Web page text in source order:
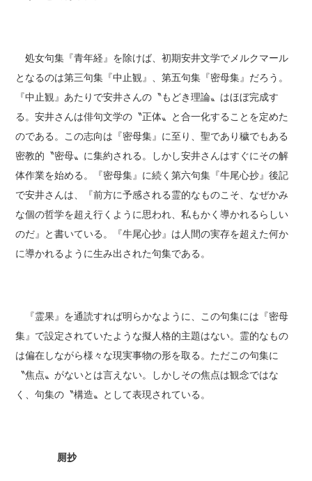
処女句集『青年経』を除けば、初期安井文学でメルクマール
となるのは第三句集『中止観』、第五句集『密母集』だろう。
『中止観』あたりで安井さんの〝もどき理論〟はほぼ完成す
る。安井さんは俳句文学の〝正体〟と合一化することを定めた
のである。この志向は『密母集』に至り、聖であり穢でもある
密教的〝密母〟に集約される。しかし安井さんはすぐにその解
体作業を始める。『密母集』に続く第六句集『牛尾心抄』後記
で安井さんは、『前方に予感される霊的なものこそ、なぜかみ
な個の哲学を超え行くように思われ、私もかく導かれるらしい
のだ』と書いている。『牛尾心抄』は人間の実存を超えた何か
に導かれるように生み出された句集である。
『霊果』を通読すれば明らかなように、この句集には『密母
集』で設定されていたような擬人格的主題はない。霊的なもの
は偏在しながら様々な現実事物の形を取る。ただこの句集に
〝焦点〟がないとは言えない。しかしその焦点は観念ではな
く、句集の〝構造〟として表現されている。
厠抄